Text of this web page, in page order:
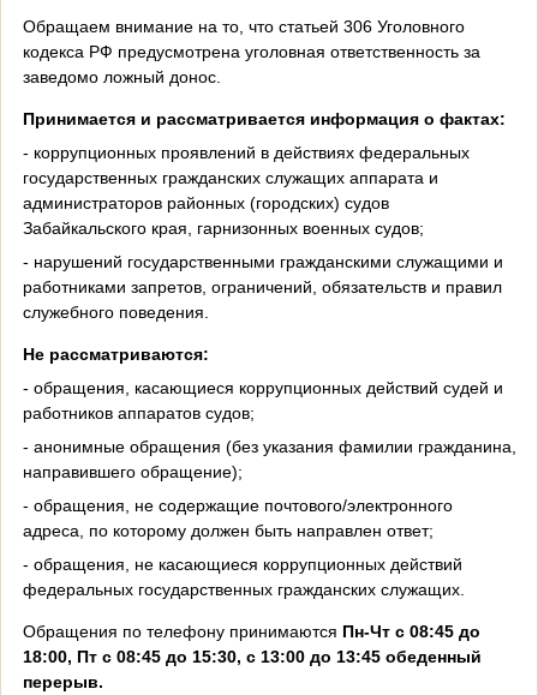
Обращаем внимание на то, что статьей 306 Уголовного
кодекса РФ предусмотрена уголовная ответственность за
заведомо ложный донос.
Принимается и рассматривается информация о фактах:
- коррупционных проявлений в действиях федеральных
государственных гражданских служащих аппарата и
администраторов районных (городских) судов
Забайкальского края, гарнизонных военных судов;
- нарушений государственными гражданскими служащими и
работниками запретов, ограничений, обязательств и правил
служебного поведения.
Не рассматриваются:
- обращения, касающиеся коррупционных действий судей и
работников аппаратов судов;
- анонимные обращения (без указания фамилии гражданина,
направившего обращение);
- обращения, не содержащие почтового/электронного
адреса, по которому должен быть направлен ответ;
- обращения, не касающиеся коррупционных действий
федеральных государственных гражданских служащих.
Обращения по телефону принимаются Пн-Чт с 08:45 до
18:00, Пт с 08:45 до 15:30, с 13:00 до 13:45 обеденный
перерыв.